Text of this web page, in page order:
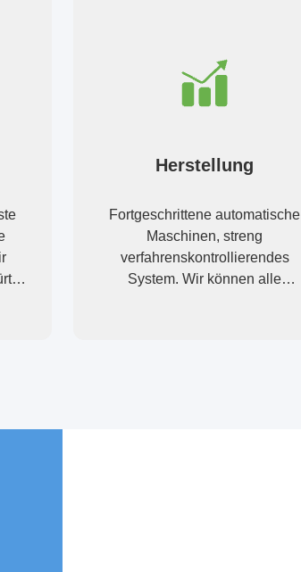
Herstellung
Fortgeschrittene automatische
Maschinen, streng
verfahrenskontrollierendes
System. Wir können alle